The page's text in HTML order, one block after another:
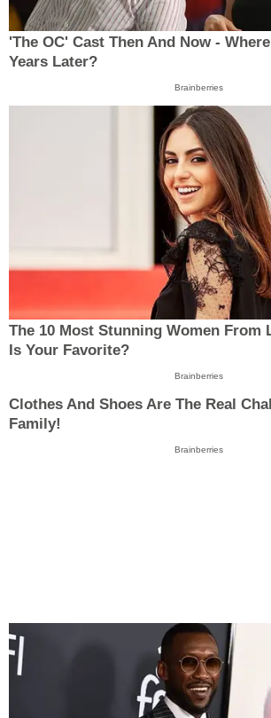
'The OC' Cast Then And Now -
Years Later?
Brainberries
The 10 Most Stunning Women From
Is Your Favorite?
Brainberries
Clothes And Shoes Are The Real
Family!
Brainberries